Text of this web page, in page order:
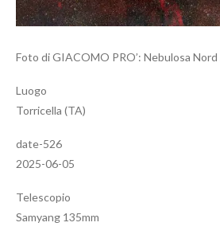
Foto di GIACOMO PRO’: Nebulosa
Luogo
Torricella (TA)
date-526
2025-06-05
Telescopio
Samyang 135mm